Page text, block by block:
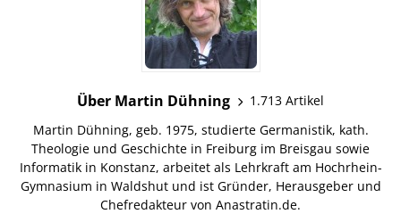
Über Martin Dühning
1.713 Artikel
Martin Dühning, geb. 1975, studierte Germanistik, kath.
Theologie und Geschichte in Freiburg im Breisgau sowie
Informatik in Konstanz, arbeitet als Lehrkraft am Hochrhein-
Gymnasium in Waldshut und ist Gründer, Herausgeber und
Chefredakteur von Anastratin.de.